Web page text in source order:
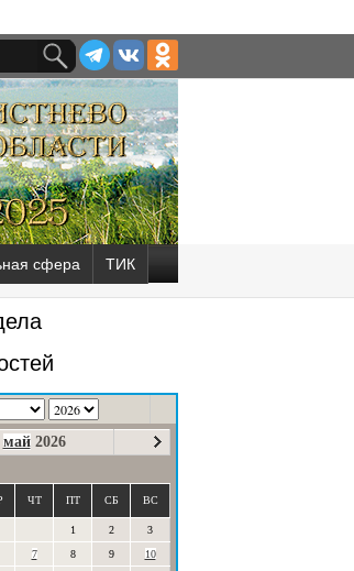
сфера ТИК
май 2026
ЧТ ПТ СБ ВС
1 2
3
7 8 9
10